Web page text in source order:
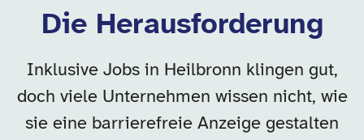
Die Herausforderung
Inklusive Jobs in Heilbronn klingen gut,
doch viele Unternehmen wissen nicht, wie
sie eine barrierefreie Anzeige gestalten